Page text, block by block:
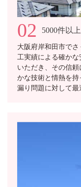
02 5000件以
大阪府岸和田市で
工実績による確か
いただき、その信
かな技術と情熱を
漏り問題に対して最